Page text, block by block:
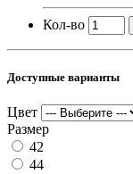
Кол-во
Доступные варианты
Цвет
Размер
42
44